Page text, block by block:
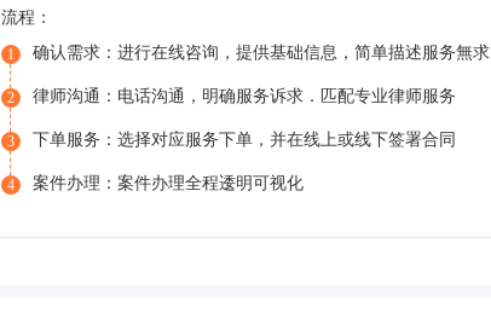
流程：
1 确认需求：进行在线咨询，提供基础信息，简单描述服务無求
2 律师沟通：电话沟通，明确服务诉求．匹配专业律师服务
3 下单服务：选择对应服务下单，并在线上或线下签署合同
4 案件办理：案件办理全程逶明可视化